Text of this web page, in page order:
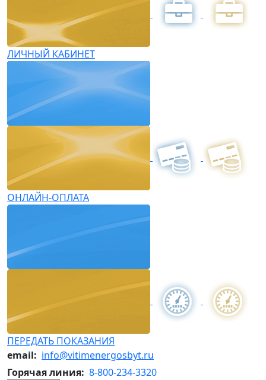
ЛИЧНЫЙ КАБИНЕТ
ОНЛАЙН-ОПЛАТА
ПЕРЕДАТЬ ПОКАЗАНИЯ
email: info@vitimenergosbyt.ru
Горячая линия: 8-800-234-3320